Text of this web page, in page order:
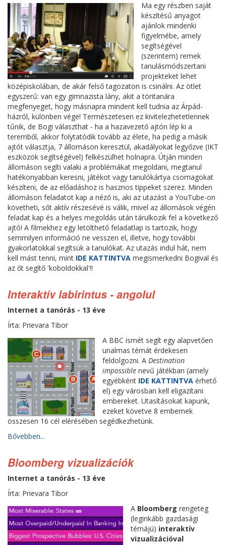
Ma egy részben saját
készítésű anyagot
ajánlok mindenki
figyelmébe, amely
segítségével
(szerintem) remek
tanulásmódszertani
projekteket lehet
középiskolában, de akár felső tagozaton is csinálni. Az ötlet
egyszerű: van egy gimnazista lány, akit a töritanára
megfenyeget, hogy másnapra mindent kell tudnia az Árpád-
házról, különben vége! Természetesen ez kivitelezhetetlennek
tűnik, de Bogi választhat - ha a hazavezető ajtón lép ki a
teremből, akkor folytatódik tovább az élete, ha pedig a másik
ajtót választja, 7 állomáson keresztül, akadályokat legyőzve (IKT
eszközök segítségével) felkészülhet holnapra. Útján minden
állomáson segíti valaki a problémákat megoldani, megtanul
hatékonyabban keresni, játékot vagy tanulókártya csomagokat
készíteni, de az előadáshoz is hasznos tippeket szerez. Minden
állomáson feladatot kap a néző is, aki az utazást a YouTube-on
követheti, sőt aktív részesévé is válik, mivel az állomások végén
feladat kap és a helyes megoldás után tárulkozik fel a következő
ajtó! A filmekhez egy letölthető feladatlap is tartozik, hogy
semmilyen információ ne vesszen el, illetve, hogy további
gyakorlatokkal segítsük a tanulókat. Az utazás indul hát, nem
kell mást tenni, mint IDE KATTINTVA megismerkedni Bogival és
az őt segítő 'koboldokkal'!!
Interaktív labirintus - angolul
Internet a tanórás - 13 éve
Írta: Prievara Tibor
A BBC ismét segít egy alapvetően
unalmas témát érdekesen
feldolgozni. A Destination
impossiblenevű játékban (amely
egyébként IDE KATTINTVA érhető
el) egy városban kell eligazítani
embereket. Utasításokat kapunk,
ezeket követve 8 embernek
összesen 16 cél elérésében segédkezhetünk.
Bővebben...
Bloomberg vizualizációk
Internet a tanórás - 13 éve
Írta: Prievara Tibor
A Bloombergrengeteg
(leginkább gazdasági
témájú) interaktív
vizualizációval